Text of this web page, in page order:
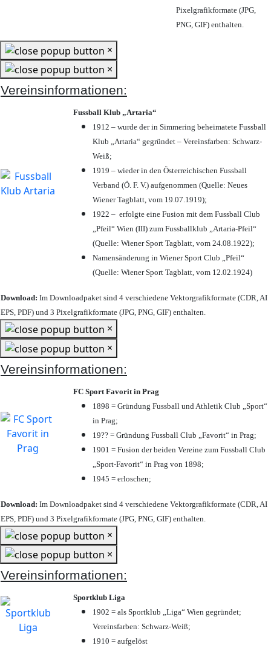
Pixelgrafikformate (JPG,
PNG, GIF) enthalten.
×
×
Vereinsinformationen:
Fussball Klub „Artaria“
1912 – wurde der in Simmering beheimatete Fussball
Klub „Artaria“ gegründet – Vereinsfarben: Schwarz-
Weiß;
1919 – wieder in den Österreichischen Fussball
Verband (Ö. F. V.) aufgenommen (Quelle: Neues
Wiener Tagblatt, vom 19.07.1919);
1922 – erfolgte eine Fusion mit dem Fussball Club
„Pfeil“ Wien (III) zum Fussballklub „Artaria-Pfeil“
(Quelle: Wiener Sport Tagblatt, vom 24.08.1922);
Namensänderung in Wiener Sport Club „Pfeil“
(Quelle: Wiener Sport Tagblatt, vom 12.02.1924)
Download: Im Downloadpaket sind 4 verschiedene Vektorgrafikformate (CDR, AI
EPS, PDF) und 3 Pixelgrafikformate (JPG, PNG, GIF) enthalten.
×
×
Vereinsinformationen:
FC Sport Favorit in Prag
1898 = Gründung Fussball und Athletik Club „Sport“
in Prag;
19?? = Gründung Fussball Club „Favorit“ in Prag;
1901 = Fusion der beiden Vereine zum Fussball Club
„Sport-Favorit“ in Prag von 1898;
1945 = erloschen;
Download: Im Downloadpaket sind 4 verschiedene Vektorgrafikformate (CDR, AI
EPS, PDF) und 3 Pixelgrafikformate (JPG, PNG, GIF) enthalten.
×
×
Vereinsinformationen:
Sportklub Liga
1902 = als Sportklub „Liga“ Wien gegründet;
Vereinsfarben: Schwarz-Weiß;
1910 = aufgelöst